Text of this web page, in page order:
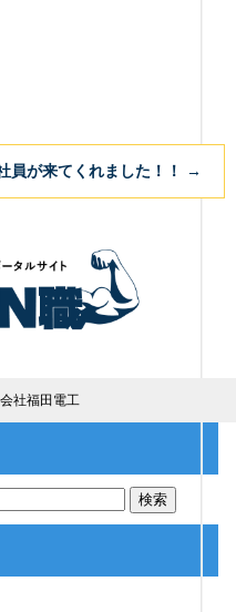
員が来てくれました！！ →
社福田電工